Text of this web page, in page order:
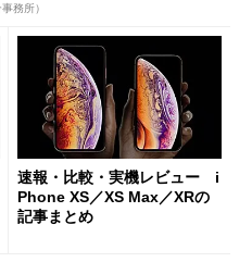
務所）
速報・比較・実機レビュー i
Phone XS／XS Max／XRの
記事まとめ